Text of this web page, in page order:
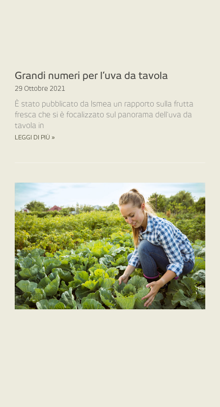
Grandi numeri per l’uva da tavola
29 Ottobre 2021
È stato pubblicato da Ismea un rapporto sulla frutta
fresca che si è focalizzato sul panorama dell’uva da
tavola in
LEGGI DI PIÙ »